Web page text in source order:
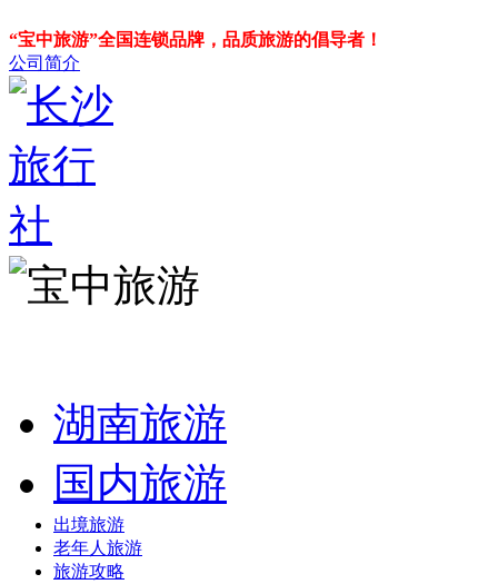
“宝中旅游”全国连锁品牌，品质旅游的倡导者！
公司简介
湖南旅游
国内旅游
出境旅游
老年人旅游
旅游攻略